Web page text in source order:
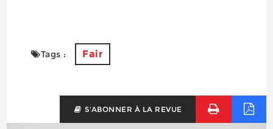
Tags : Fair
S'ABONNER À LA REVUE